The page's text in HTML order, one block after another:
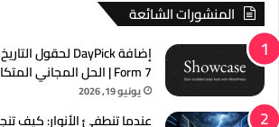
المنشورات الشائعة
Form 7 | الحل المجاني المتكامل
يونيو 19, 2026